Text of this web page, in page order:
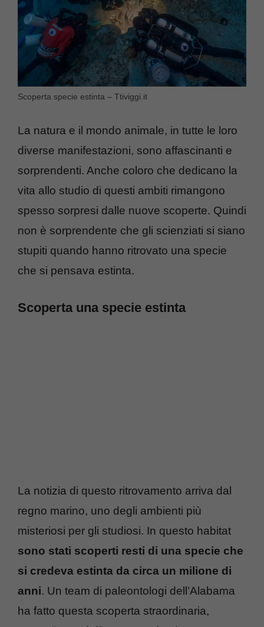
Scoperta specie estinta – Ttiviggi.it
La natura e il mondo animale, in tutte le loro
diverse manifestazioni, sono affascinanti e
sorprendenti. Anche coloro che dedicano la
vita allo studio di questi ambiti rimangono
spesso sorpresi dalle nuove scoperte. Quindi
non è sorprendente che gli scienziati si siano
stupiti quando hanno ritrovato una specie
che si pensava estinta.
Scoperta una specie estinta
La notizia di questo ritrovamento arriva dal
regno marino, uno degli ambienti più
misteriosi per gli studiosi. In questo habitat
sono stati scoperti resti di una specie che
si credeva estinta da circa un milione di
anni. Un team di paleontologi dell’Alabama
ha fatto questa scoperta straordinaria,